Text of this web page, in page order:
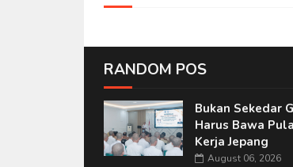
RANDOM POS
Bukan Sekedar
Harus Bawa
Kerja Jepang
August 06, 2026